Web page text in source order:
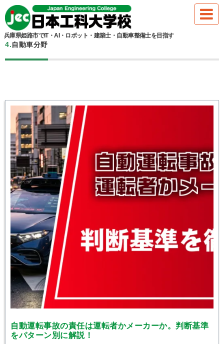
兵庫県姫路市でIT・AI・ロボット・建築士・自動車整備士を目指す
HOME
4.自動車分野
自動運転事故の責任は運転者かメーカーか。判断基準
をパターン別に解説！